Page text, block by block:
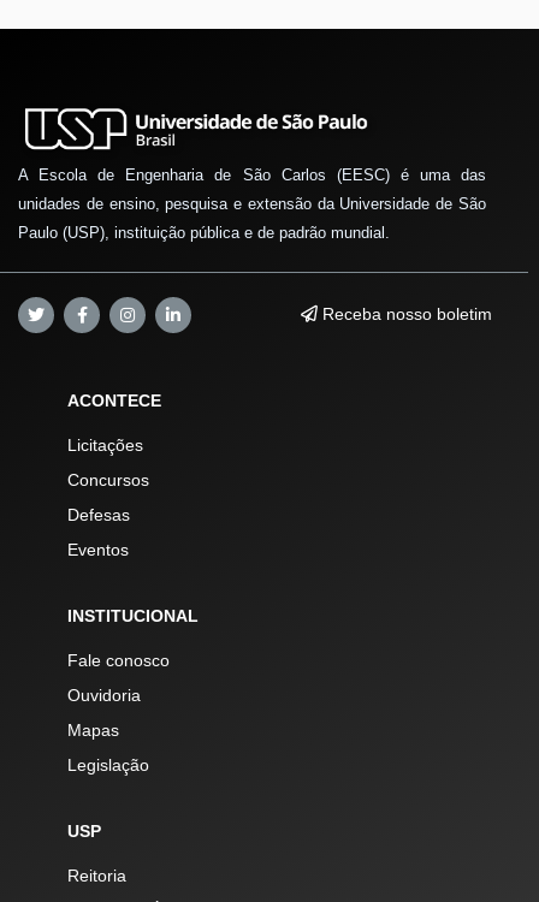
A Escola de Engenharia de São Carlos (EESC) é uma das
unidades de ensino, pesquisa e extensão da Universidade de São
Paulo (USP), instituição pública e de padrão mundial.
Receba nosso boletim
ACONTECE
Licitações
Concursos
Defesas
Eventos
INSTITUCIONAL
Fale conosco
Ouvidoria
Mapas
Legislação
USP
Reitoria